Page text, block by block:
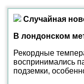
Случайная
В лондонском
Рекордные
воспринимались
подземки,